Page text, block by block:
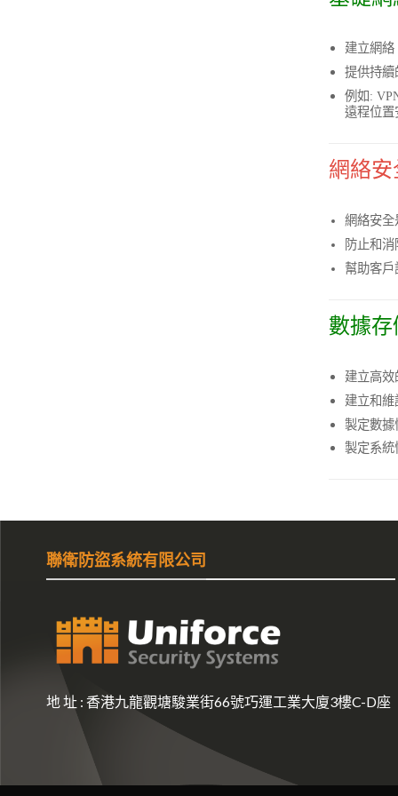
建立網
提供持續
例如:
遠程位置
網絡
網絡安全
防止和
幫助客
數據
建立高
建立和
製定數據
製定系統
聯衛防盜系統有限公司
地 址 : 香港九龍觀塘駿業街66號巧運工業大廈3樓C-D座